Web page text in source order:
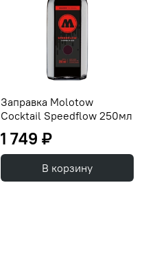
Заправка Molotow
Cocktail Speedflow 250мл
1 749 ₽
В корзину